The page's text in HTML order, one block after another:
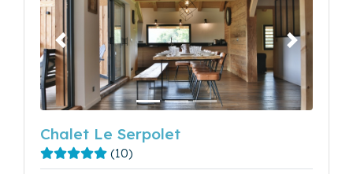
Précédent Suivant
Chalet Le Serpolet
(10)